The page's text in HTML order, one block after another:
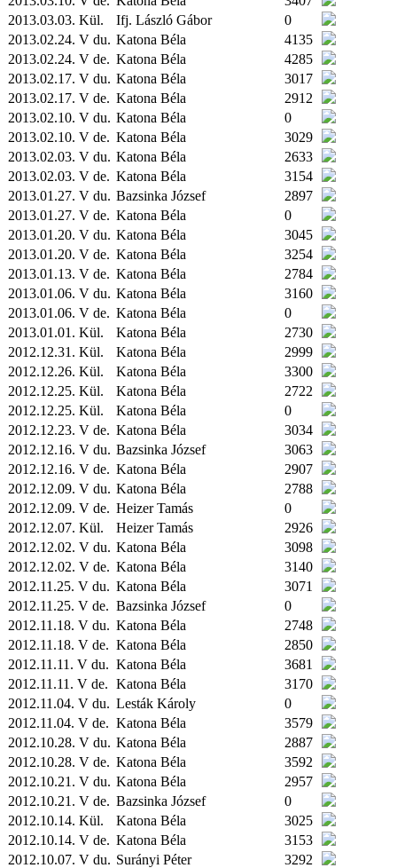
2013.03.03. Kül. Ifj. László Gábor
0
2013.02.24. V du. Katona Béla
4135
2013.02.24. V de. Katona Béla
4285
2013.02.17. V du. Katona Béla
3017
2013.02.17. V de. Katona Béla
2912
2013.02.10. V du. Katona Béla
0
2013.02.10. V de. Katona Béla
3029
2013.02.03. V du. Katona Béla
2633
2013.02.03. V de. Katona Béla
3154
2013.01.27. V du. Bazsinka József
2897
2013.01.27. V de. Katona Béla
0
2013.01.20. V du. Katona Béla
3045
2013.01.20. V de. Katona Béla
3254
2013.01.13. V de. Katona Béla
2784
2013.01.06. V du. Katona Béla
3160
2013.01.06. V de. Katona Béla
0
2013.01.01. Kül. Katona Béla
2730
2012.12.31. Kül. Katona Béla
2999
2012.12.26. Kül. Katona Béla
3300
2012.12.25. Kül. Katona Béla
2722
2012.12.25. Kül. Katona Béla
0
2012.12.23. V de. Katona Béla
3034
2012.12.16. V du. Bazsinka József
3063
2012.12.16. V de. Katona Béla
2907
2012.12.09. V du. Katona Béla
2788
2012.12.09. V de. Heizer Tamás
0
2012.12.07. Kül. Heizer Tamás
2926
2012.12.02. V du. Katona Béla
3098
2012.12.02. V de. Katona Béla
3140
2012.11.25. V du. Katona Béla
3071
2012.11.25. V de. Bazsinka József
0
2012.11.18. V du. Katona Béla
2748
2012.11.18. V de. Katona Béla
2850
2012.11.11. V du. Katona Béla
3681
2012.11.11. V de. Katona Béla
3170
2012.11.04. V du. Lesták Károly
0
2012.11.04. V de. Katona Béla
3579
2012.10.28. V du. Katona Béla
2887
2012.10.28. V de. Katona Béla
3592
2012.10.21. V du. Katona Béla
2957
2012.10.21. V de. Bazsinka József
0
2012.10.14. Kül. Katona Béla
3025
2012.10.14. V de. Katona Béla
3153
2012.10.07. V du. Surányi Péter
3292